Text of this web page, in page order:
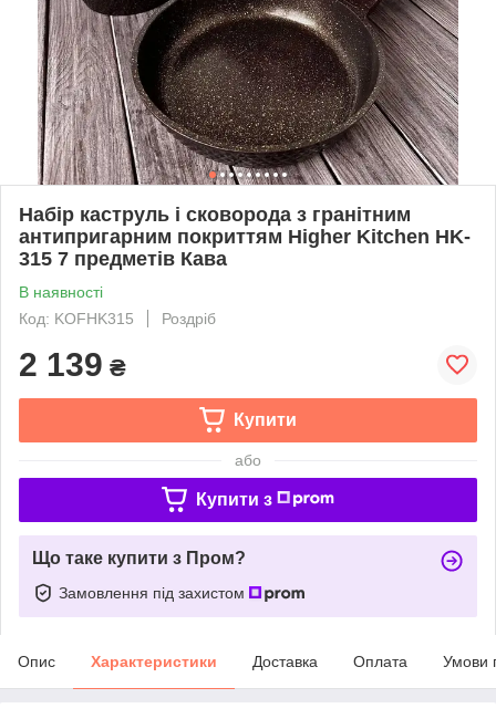
Набір каструль і сковорода з гранітним
антипригарним покриттям Higher Kitchen HK-
315 7 предметів Кава
В наявності
Код: KOFHK315
Роздріб
2 139 ₴
Купити
або
Купити з
Що таке купити з Пром?
Замовлення під захистом
Опис Характеристики Доставка Оплата Умови